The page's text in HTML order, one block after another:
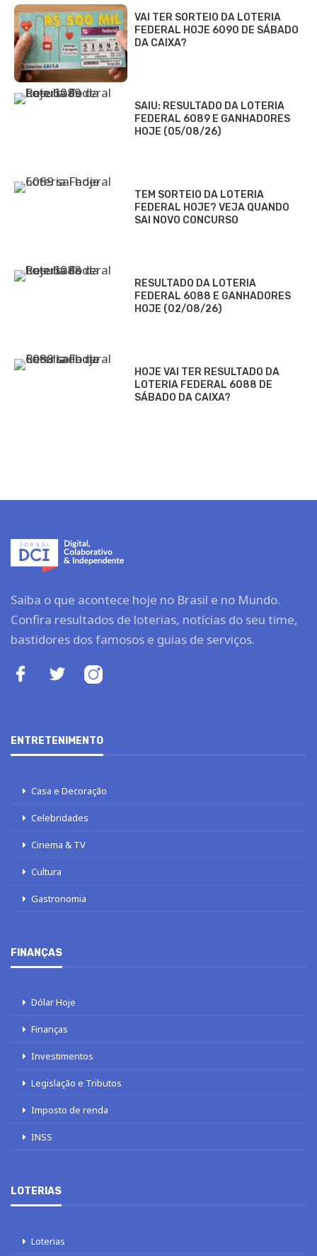
VAI TER SORTEIO DA LOTERIA
FEDERAL HOJE 6090 DE SÁBADO
DA CAIXA?
SAIU: RESULTADO DA LOTERIA
FEDERAL 6089 E GANHADORES
HOJE (05/08/26)
TEM SORTEIO DA LOTERIA
FEDERAL HOJE? VEJA QUANDO
SAI NOVO CONCURSO
RESULTADO DA LOTERIA
FEDERAL 6088 E GANHADORES
HOJE (02/08/26)
HOJE VAI TER RESULTADO DA
LOTERIA FEDERAL 6088 DE
SÁBADO DA CAIXA?
Saiba o que acontece hoje no Brasil e no Mundo.
Confira resultados de loterias, notícias do seu time,
bastidores dos famosos e guias de serviços.
ENTRETENIMENTO
Casa e Decoração
Celebridades
Cinema & TV
Cultura
Gastronomia
FINANÇAS
Dólar Hoje
Finanças
Investimentos
Legislação e Tributos
Imposto de renda
INSS
LOTERIAS
Loterias